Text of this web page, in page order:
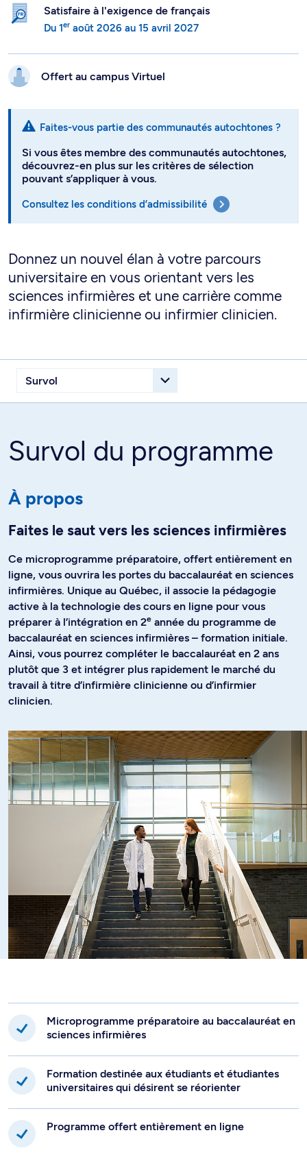
Satisfaire à l'exigence de français
Du 1er août 2026 au 15 avril 2027
Offert au campus Virtuel
Faites-vous partie des communautés autochtones ?
Si vous êtes membre des communautés autochtones,
découvrez-en plus sur les critères de sélection
pouvant s’appliquer à vous.
Consultez les conditions d’admissibilité
Donnez un nouvel élan à votre parcours
universitaire en vous orientant vers les
sciences infirmières et une carrière comme
infirmière clinicienne ou infirmier clinicien.
Survol du programme
À propos
Faites le saut vers les sciences infirmières
Ce microprogramme préparatoire, offert entièrement en
ligne, vous ouvrira les portes du baccalauréat en sciences
infirmières. Unique au Québec, il associe la pédagogie
active à la technologie des cours en ligne pour vous
préparer à l’intégration en 2e année du programme de
baccalauréat en sciences infirmières – formation initiale.
Ainsi, vous pourrez compléter le baccalauréat en 2 ans
plutôt que 3 et intégrer plus rapidement le marché du
travail à titre d’infirmière clinicienne ou d’infirmier
clinicien.
Microprogramme préparatoire au baccalauréat en
sciences infirmières
Formation destinée aux étudiants et étudiantes
universitaires qui désirent se réorienter
Programme offert entièrement en ligne